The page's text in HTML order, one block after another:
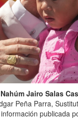
Jairo Salas
Peña Parra,
publicada